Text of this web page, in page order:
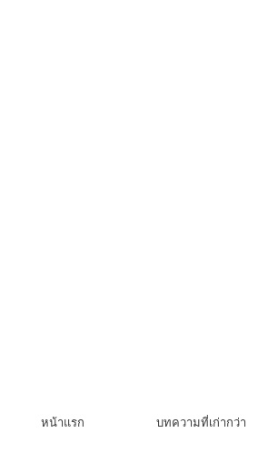
บทความที่เก่ากว่า
หน้าแรก